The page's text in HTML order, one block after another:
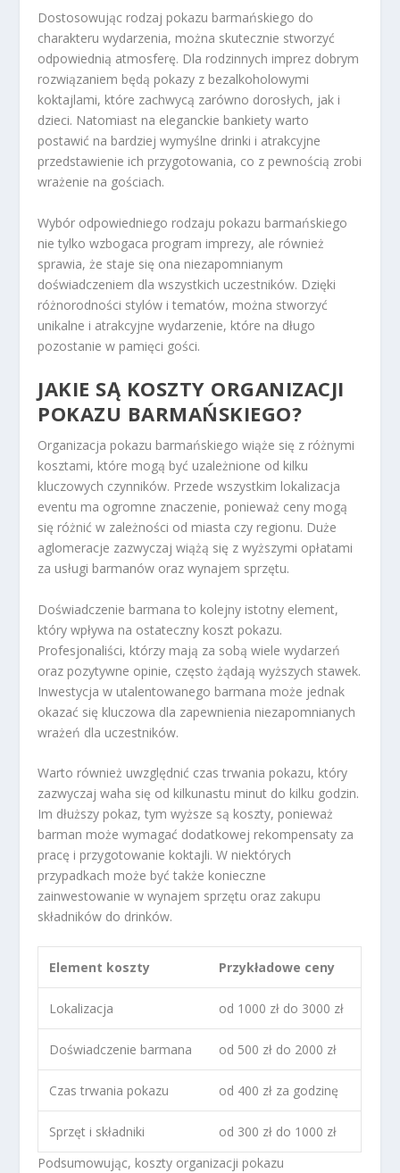
Dostosowując rodzaj pokazu barmańskiego do
charakteru wydarzenia, można skutecznie stworzyć
odpowiednią atmosferę. Dla rodzinnych imprez dobrym
rozwiązaniem będą pokazy z bezalkoholowymi
koktajlami, które zachwycą zarówno dorosłych, jak i
dzieci. Natomiast na eleganckie bankiety warto
postawić na bardziej wymyślne drinki i atrakcyjne
przedstawienie ich przygotowania, co z pewnością zrobi
wrażenie na gościach.
Wybór odpowiedniego rodzaju pokazu barmańskiego
nie tylko wzbogaca program imprezy, ale również
sprawia, że staje się ona niezapomnianym
doświadczeniem dla wszystkich uczestników. Dzięki
różnorodności stylów i tematów, można stworzyć
unikalne i atrakcyjne wydarzenie, które na długo
pozostanie w pamięci gości.
JAKIE SĄ KOSZTY ORGANIZACJI
POKAZU BARMAŃSKIEGO?
Organizacja pokazu barmańskiego wiąże się z różnymi
kosztami, które mogą być uzależnione od kilku
kluczowych czynników. Przede wszystkim lokalizacja
eventu ma ogromne znaczenie, ponieważ ceny mogą
się różnić w zależności od miasta czy regionu. Duże
aglomeracje zazwyczaj wiążą się z wyższymi opłatami
za usługi barmanów oraz wynajem sprzętu.
Doświadczenie barmana to kolejny istotny element,
który wpływa na ostateczny koszt pokazu.
Profesjonaliści, którzy mają za sobą wiele wydarzeń
oraz pozytywne opinie, często żądają wyższych stawek.
Inwestycja w utalentowanego barmana może jednak
okazać się kluczowa dla zapewnienia niezapomnianych
wrażeń dla uczestników.
Warto również uwzględnić czas trwania pokazu, który
zazwyczaj waha się od kilkunastu minut do kilku godzin.
Im dłuższy pokaz, tym wyższe są koszty, ponieważ
barman może wymagać dodatkowej rekompensaty za
pracę i przygotowanie koktajli. W niektórych
przypadkach może być także konieczne
zainwestowanie w wynajem sprzętu oraz zakupu
składników do drinków.
Element koszty Przykładowe ceny
Lokalizacja od 1000 zł do 3000 zł
Doświadczenie barmana od 500 zł do 2000 zł
Czas trwania pokazu od 400 zł za godzinę
Sprzęt i składniki
od 300 zł do 1000 zł
Podsumowując, koszty organizacji pokazu